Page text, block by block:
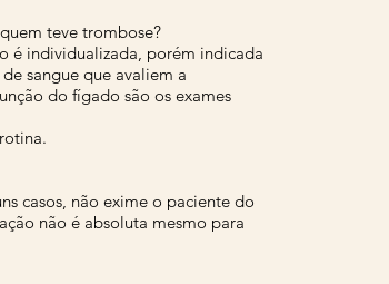
teve trombose?
é individualizada, porém indicada
sangue que avaliem a
do fígado são os exames
casos, não exime o paciente do
não é absoluta mesmo para